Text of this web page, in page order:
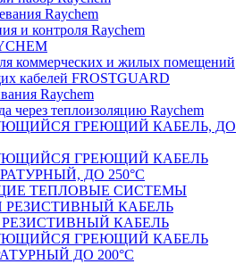
Raychem
и контроля Raychem
коммерческих и жилых помещений
кабелей FROSTGUARD
Raychem
через теплоизоляцию Raychem
ГРЕЮЩИЙ КАБЕЛЬ, ДО
ГРЕЮЩИЙ КАБЕЛЬ
ДО 250°С
ТЕПЛОВЫЕ СИСТЕМЫ
КАБЕЛЬ
КАБЕЛЬ
ГРЕЮЩИЙ КАБЕЛЬ
ДО 200°С